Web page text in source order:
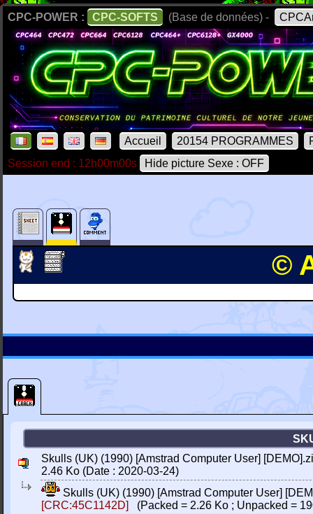
CPC-POWER : CPC-SOFTS (Base de données) -
Accueil 20154 PROGRAMMES
Session end : 12h00m00s
Hide picture Sexe : OFF
©
Skulls (UK) (1990) [Amstrad Computer User]
2.46 Ko (Date : 2020-03-24)
Skulls (UK) (1990) [Amstrad Computer User]
[CRC:45C1142D]
(Packed = 2.26 Ko ; Unpacked =